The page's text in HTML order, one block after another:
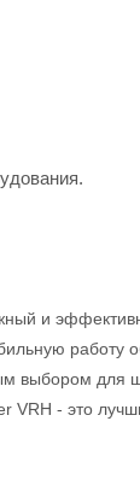
и
выбором
VRH - это